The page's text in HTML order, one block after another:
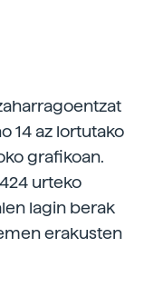
14 az lortutako
grafikoan.
urteko
lagin berak
erakusten